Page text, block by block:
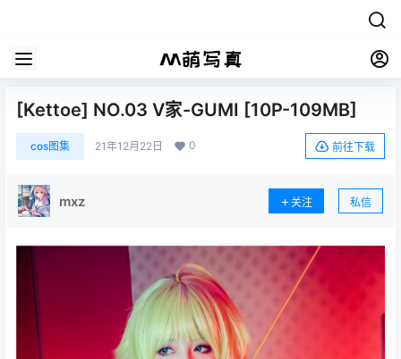
[Kettoe] NO.03 V家-GUMI [10P-109MB]
cos图集 21年12月22日 0 前往下载
mxz 关注 私信